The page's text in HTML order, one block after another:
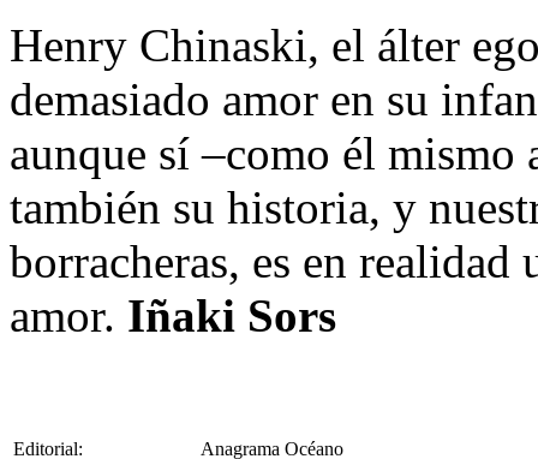
Henry Chinaski, el álter
demasiado amor en su
aunque sí –como él mismo
también su historia, y
borracheras, es en
amor. Iñaki Sors
Editorial:
Anagrama Océano